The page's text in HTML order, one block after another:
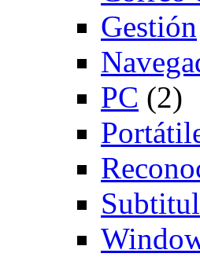
Gestión
PC (2)